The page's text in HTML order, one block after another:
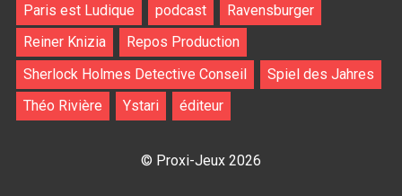
Paris est Ludique
podcast
Ravensburger
Reiner Knizia
Repos Production
Sherlock Holmes Detective Conseil
Spiel des Jahres
Théo Rivière
Ystari éditeur
© Proxi-Jeux 2026